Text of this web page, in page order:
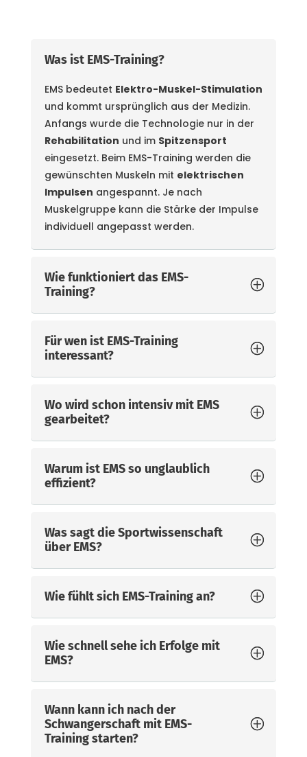
Was ist EMS-Training?
EMS bedeutet Elektro-Muskel-Stimulation
und kommt ursprünglich aus der Medizin.
Anfangs wurde die Technologie nur in der
Rehabilitation und im Spitzensport
eingesetzt. Beim EMS-Training werden die
gewünschten Muskeln mit elektrischen
Impulsen angespannt. Je nach
Muskelgruppe kann die Stärke der Impulse
individuell angepasst werden.
Wie funktioniert das EMS-
Training?
Für wen ist EMS-Training
interessant?
Wo wird schon intensiv mit EMS
gearbeitet?
Warum ist EMS so unglaublich
effizient?
Was sagt die Sportwissenschaft
über EMS?
Wie fühlt sich EMS-Training an?
Wie schnell sehe ich Erfolge mit
EMS?
Wann kann ich nach der
Schwangerschaft mit EMS-
Training starten?